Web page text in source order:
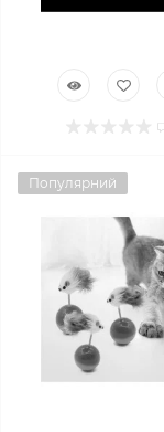
Популярний